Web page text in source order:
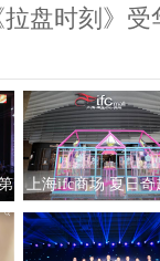
盘时刻》受
上海ifc商场 夏日奇
拟互动艺术展